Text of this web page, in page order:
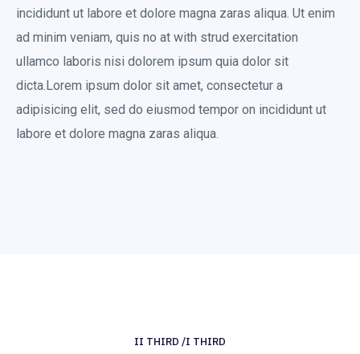
incididunt ut labore et dolore magna zaras aliqua. Ut enim
ad minim veniam, quis no at with strud exercitation
ullamco laboris nisi dolorem ipsum quia dolor sit
dicta.Lorem ipsum dolor sit amet, consectetur a
adipisicing elit, sed do eiusmod tempor on incididunt ut
labore et dolore magna zaras aliqua.
II THIRD /I THIRD